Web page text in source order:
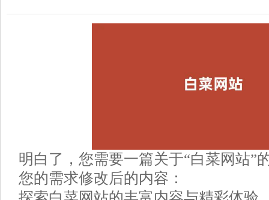
明白了，您需要一篇关于“白菜网站”
您的需求修改后的内容：